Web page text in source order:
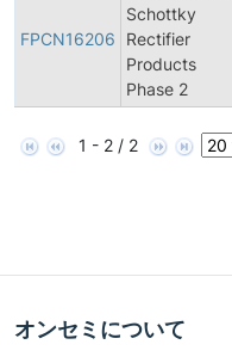
FPCN16206
Schottky
Rectifier
Products
Phase 2
1 - 2 / 2
オンセミについて